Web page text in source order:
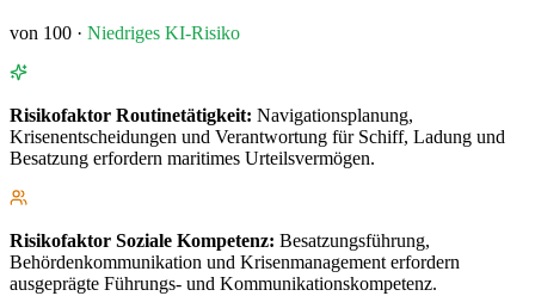
von 100 · Niedriges KI-Risiko
Risikofaktor Routinetätigkeit: Navigationsplanung,
Krisenentscheidungen und Verantwortung für Schiff, Ladung und
Besatzung erfordern maritimes Urteilsvermögen.
Risikofaktor Soziale Kompetenz: Besatzungsführung,
Behördenkommunikation und Krisenmanagement erfordern
ausgeprägte Führungs- und Kommunikationskompetenz.